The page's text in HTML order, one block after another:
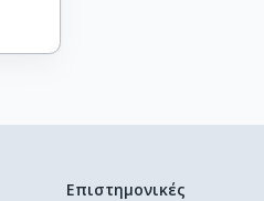
Επιστημονικές